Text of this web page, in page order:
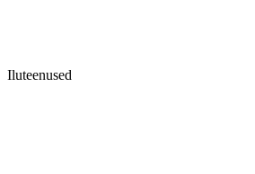
Iluteenused